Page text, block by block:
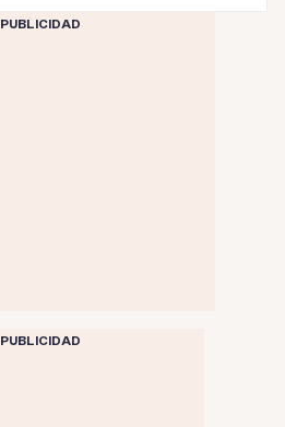
PUBLICIDAD
PUBLICIDAD